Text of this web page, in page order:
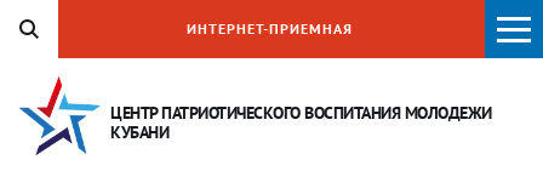
ЦЕНТР ПАТРИОТИЧЕСКОГО ВОСПИТАНИЯМОЛОДЕЖИ
КУБАНИ
ИНТЕРНЕТ-ПРИЕМНАЯ